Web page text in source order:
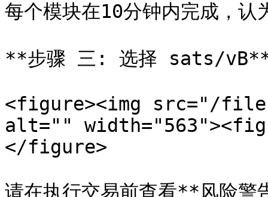
每个模块在10分钟内完成，认
**步骤 三: 选择 sats/
<figure><img src="/files/
alt=""
</figure>